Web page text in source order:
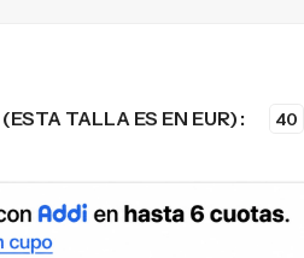
TALLA ES EN EUR) 40